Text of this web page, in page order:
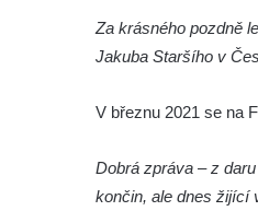
Boží muka v
Podluží
Görnerův kříž u
Za krásného pozdně
Jakuba Staršího v
V březnu 2021 se na
Dobrá zpráva – z
končin, ale dnes žijící